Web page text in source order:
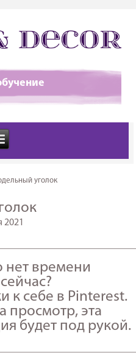
уголок
2021
нет времени
к себе в Pinterest.
просмотр, эта
будет под рукой.